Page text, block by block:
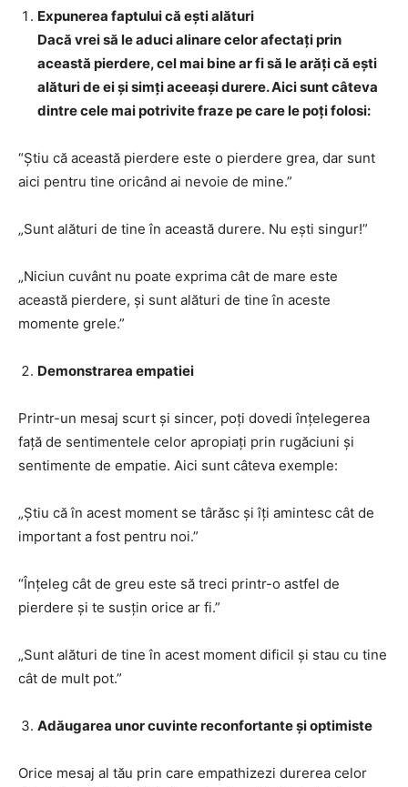
Expunerea faptului că ești alături
Dacă vrei să le aduci alinare celor afectați prin
această pierdere, cel mai bine ar fi să le arăți că ești
alături de ei și simți aceeași durere. Aici sunt câteva
dintre cele mai potrivite fraze pe care le poți folosi:
“Știu că această pierdere este o pierdere grea, dar sunt
aici pentru tine oricând ai nevoie de mine.”
„Sunt alături de tine în această durere. Nu ești singur!”
„Niciun cuvânt nu poate exprima cât de mare este
această pierdere, și sunt alături de tine în aceste
momente grele.”
Demonstrarea empatiei
Printr-un mesaj scurt și sincer, poți dovedi înțelegerea
față de sentimentele celor apropiați prin rugăciuni și
sentimente de empatie. Aici sunt câteva exemple:
„Știu că în acest moment se târăsc și îți amintesc cât de
important a fost pentru noi.”
“Înțeleg cât de greu este să treci printr-o astfel de
pierdere și te susțin orice ar fi.”
„Sunt alături de tine în acest moment dificil și stau cu tine
cât de mult pot.”
Adăugarea unor cuvinte reconfortante și optimiste
Orice mesaj al tău prin care empathizezi durerea celor